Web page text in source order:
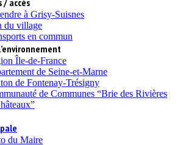
/ accès
à Grisy-Suisnes
du village
en commun
Île-de-France
de Seine-et-Marne
de Fontenay-Trésigny
de Communes “Brie des Rivières
du Maire